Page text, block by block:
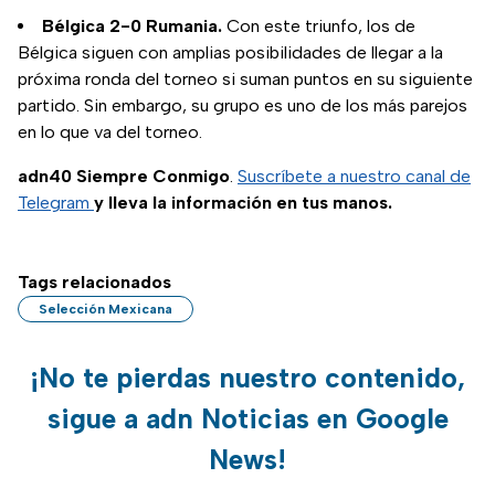
Bélgica 2-0 Rumania. Con este triunfo, los de
Bélgica siguen con amplias posibilidades de llegar a la
próxima ronda del torneo si suman puntos en su siguiente
partido. Sin embargo, su grupo es uno de los más parejos
en lo que va del torneo.
adn40 Siempre Conmigo. Suscríbete a nuestro canal de
Telegram y lleva la información en tus manos.
Tags relacionados
Selección Mexicana
¡No te pierdas nuestro contenido,
sigue a adn Noticias en Google
News!